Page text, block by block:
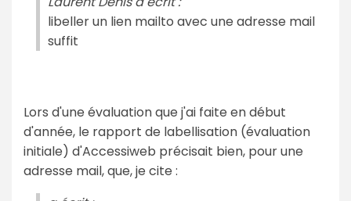
libeller un lien mailto avec une adresse mail
suffit
Lors d'une évaluation que j'ai faite en début
d'année, le rapport de labellisation (évaluation
initiale) d'Accessiweb précisait bien, pour une
adresse mail, que, je cite :